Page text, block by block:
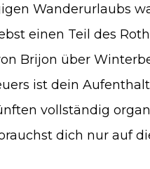
Wanderurlaubs
einen Teil des
Brijon über
ist dein
vollständig
dich nur auf